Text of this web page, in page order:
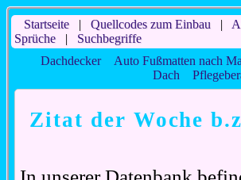
Startseite| Quellcodes zum Einbau |
Sprüche| Suchbegriffe
Dachdecker
Auto Fußmatten nach
Dach
Zitat der Woche